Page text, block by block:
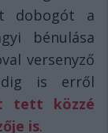
dobogót a
bénulása
versenyző
is erről
tett közzé
is.